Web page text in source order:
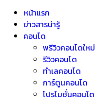
หน้าแรก
ข่าวสารน่ารู้
คอนโด
พรีวิวคอนโดใหม่
รีวิวคอนโด
ทำเลคอนโด
การ์ตูนคอนโด
โปรโมชั่นคอนโด